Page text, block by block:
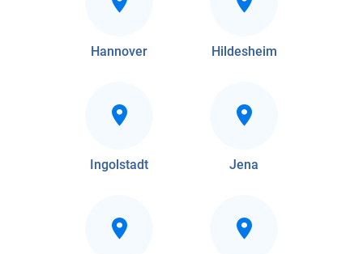
Hannover Hildesheim
Ingolstadt Jena